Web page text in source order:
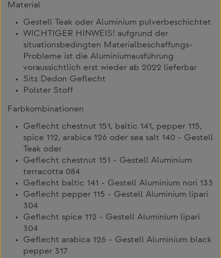
Material
Gestell Teak oder Aluminium pulverbeschichtet
WICHTIGER HINWEIS! aufgrund der
situationsbedingten Materialbeschaffungs-
Probleme ist die Aluminiumausführung
voraussichtlich erst wieder ab 2022 lieferbar
Sitz Dedon Geflecht
Polster Stoff
Farbkombinationen
Geflecht chestnut 151, baltic 141, pepper 115,
spice 112, arabica 126 oder sea salt 140 - Gestell
Teak oder
Geflecht chestnut 151 - Gestell Aluminium
terracotta 084
Geflecht baltic 141 - Gestell Aluminium nori 133
Geflecht pepper 115 - Gestell Aluminium lipari
304
Geflecht spice 112 - Gestell Aluminium lipari
304
Geflecht arabica 126 - Gestell Aluminium black
pepper 317